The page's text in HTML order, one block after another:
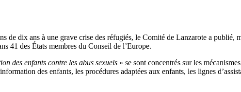
de dix ans à une grave crise des réfugiés, le Comité de Lanzarote a
41 des États membres du Conseil de l’Europe.
des enfants contre les abus sexuels » se sont concentrés sur les
des enfants, les procédures adaptées aux enfants, les lignes